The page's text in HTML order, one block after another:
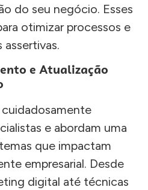
do seu negócio. Esses
otimizar processos e
e Atualização
cuidadosamente
e abordam uma
que impactam
empresarial. Desde
digital até técnicas